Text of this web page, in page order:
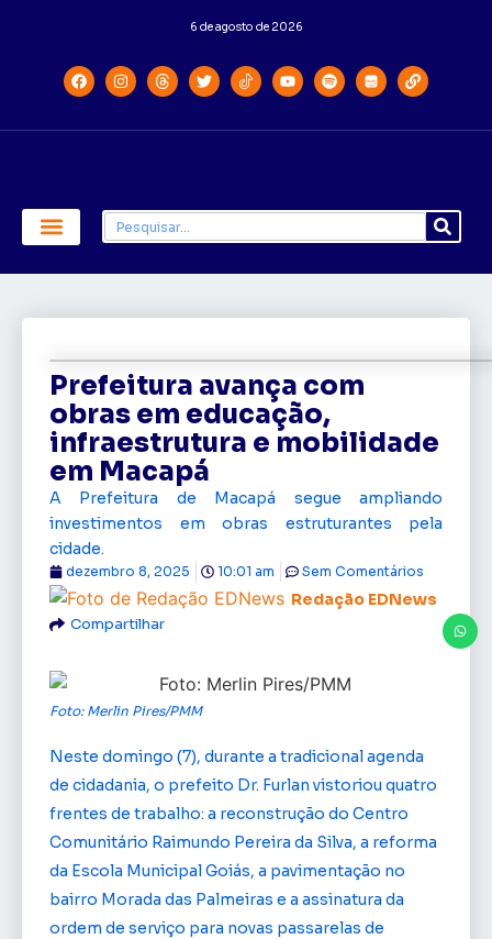
6 de agosto de 2026
Prefeitura avança com
obras em educação,
infraestrutura e mobilidade
em Macapá
A Prefeitura de Macapá segue ampliando
investimentos em obras estruturantes pela
cidade.
Redação EDNews
dezembro 8, 2025 10:01 am Sem Comentários
Compartilhar
Foto: Merlin Pires/PMM
Neste domingo (7), durante a tradicional agenda
de cidadania, o prefeito Dr. Furlan vistoriou quatro
frentes de trabalho: a reconstrução do Centro
Comunitário Raimundo Pereira da Silva, a reforma
da Escola Municipal Goiás, a pavimentação no
bairro Morada das Palmeiras e a assinatura da
ordem de serviço para novas passarelas de